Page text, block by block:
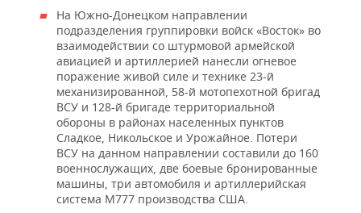
На Южно-Донецком направлении
подразделения группировки войск «Восток» во
взаимодействии со штурмовой армейской
авиацией и артиллерией нанесли огневое
поражение живой силе и технике 23-й
механизированной, 58-й мотопехотной бригад
ВСУ и 128-й бригаде территориальной
обороны в районах населенных пунктов
Сладкое, Никольское и Урожайное. Потери
ВСУ на данном направлении составили до 160
военнослужащих, две боевые бронированные
машины, три автомобиля и артиллерийская
система М777 производства США.